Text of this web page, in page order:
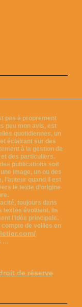
pas à proprement
peu mon avis, est
quotidiennes, un
éclairant sur des
à la gestion de
et des particuliers.
publications soit
image, un ou des
l’auteur quand il est
le texte d’origine
toujours dans
textes évoluent, ils
l’idée principale.
de veilles en
…
de réserve